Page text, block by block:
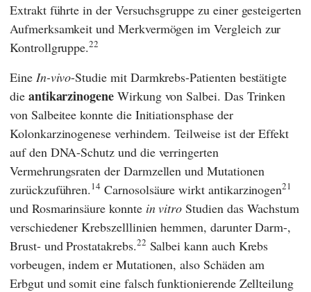
Extrakt führte in der Versuchsgruppe zu einer gesteigerten
Aufmerksamkeit und Merkvermögen im Vergleich zur
Kontrollgruppe.22
EineIn-vivo-Studie mit Darmkrebs-Patienten bestätigte
die antikarzinogene Wirkung von Salbei. Das Trinken
von Salbeitee konnte die Initiationsphase der
Kolonkarzinogenese verhindern. Teilweise ist der Effekt
auf den DNA-Schutz und die verringerten
Vermehrungsraten der Darmzellen und Mutationen
zurückzuführen.14 Carnosolsäure wirkt antikarzinogen21
und Rosmarinsäure konnte in vitro Studien das Wachstum
verschiedener Krebszelllinien hemmen, darunter Darm-,
Brust- und Prostatakrebs.22 Salbei kann auch Krebs
vorbeugen, indem er Mutationen, also Schäden am
Erbgut und somit eine falsch funktionierende Zellteilung